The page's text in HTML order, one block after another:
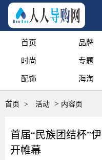
首页 品牌
时尚 专题
配饰 海淘
首页 > 活动 > 内容页
首届“民族团结杯”
开帷幕